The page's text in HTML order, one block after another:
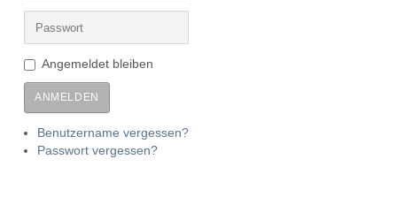
Angemeldet bleiben
ANMELDEN
Benutzername vergessen?
Passwort vergessen?